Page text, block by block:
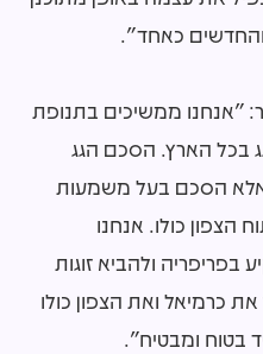
והחדשים כאחד".
״אנחנו ממשיכים בתנופת
בכל הארץ. הסכם הגג
אלא הסכם בעל משמעות
הצפון כולו. אנחנו
ולהביא זוגות
כרמיאל ואת הצפון כולו
בטוח ומבטיח״.